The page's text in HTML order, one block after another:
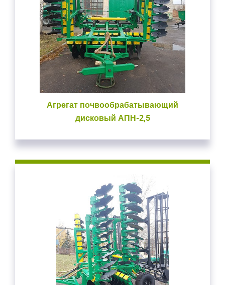
Агрегат почвообрабатывающий
дисковый АПН-2,5